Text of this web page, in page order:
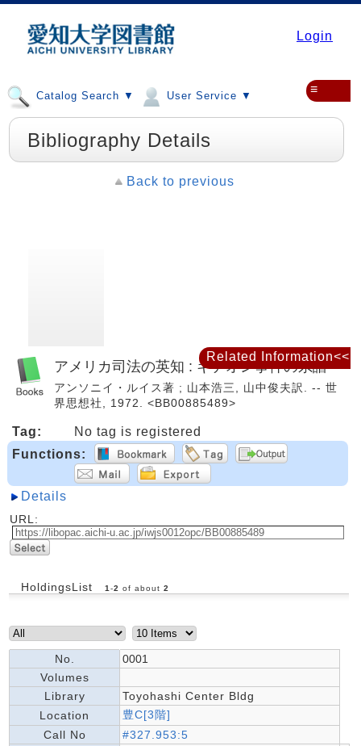
Login
Catalog Search ▼ User Service ▼ ≡
Bibliography Details
Back to previous
アメリカ司法の英知 : ギデオン事件の系譜
アンソニイ・ルイス著 ; 山本浩三, 山中俊夫訳. -- 世
界思想社, 1972. <BB00885489>
Tag:
No tag is registered
Functions:
Details
URL:
HoldingsList 1 -2 of about 2
No.
0001
Volumes
Library
Toyohashi Center Bldg
Location
豊C[3階]
Call No
#327.953:5
Related Information<<